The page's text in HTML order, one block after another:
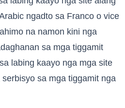
ngadto sa Franco o vice
na namon kini nga
sa mga tiggamit
labing kaayo nga mga site
sa mga tiggamit nga